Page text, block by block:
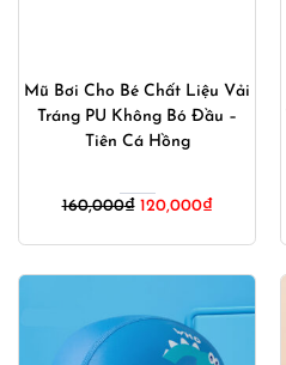
Mũ Bơi Cho Bé Chất Liệu Vải
Tráng PU Không Bó Đầu –
Tiên Cá Hồng
160,000₫ Giá
160,000₫.
120,000₫Giá
là:
120,000₫.